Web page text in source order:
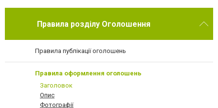
Правила розділу Оголошення
Правила публікації оголошень
Правила оформлення оголошень
Заголовок
Опис
Фотографії